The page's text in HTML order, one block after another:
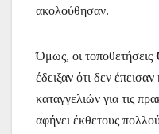
ακολούθησαν.
Όμως, οι τοποθετήσεις
έδειξαν ότι δεν
καταγγελιών για τις
αφήνει έκθετους